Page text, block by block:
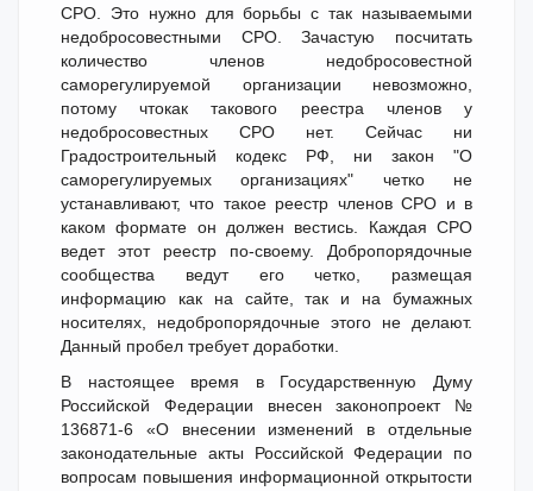
СРО. Это нужно для борьбы с так называемыми
недобросовестными СРО. Зачастую посчитать
количество членов недобросовестной
саморегулируемой организации невозможно,
потому чтокак такового реестра членов у
недобросовестных СРО нет. Сейчас ни
Градостроительный кодекс РФ, ни закон "О
саморегулируемых организациях" четко не
устанавливают, что такое реестр членов СРО и в
каком формате он должен вестись. Каждая СРО
ведет этот реестр по-своему. Добропорядочные
сообщества ведут его четко, размещая
информацию как на сайте, так и на бумажных
носителях, недобропорядочные этого не делают.
Данный пробел требует доработки.
В настоящее время в Государственную Думу
Российской Федерации внесен законопроект №
136871-6 «О внесении изменений в отдельные
законодательные акты Российской Федерации по
вопросам повышения информационной открытости